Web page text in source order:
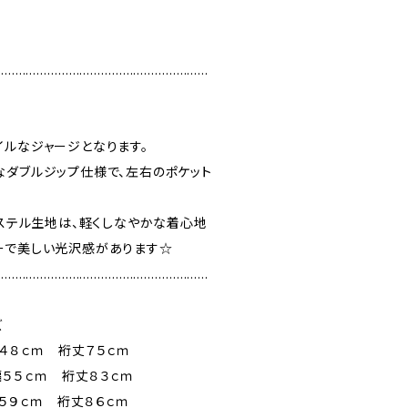
なジャージとなります。
ブルジップ仕様で、左右のポケット
ル生地は、軽くしなやかな着心地
で美しい光沢感があります☆
８ｃｍ 裄丈７５ｃｍ
５ｃｍ 裄丈８３ｃｍ
９ｃｍ 裄丈８６ｃｍ